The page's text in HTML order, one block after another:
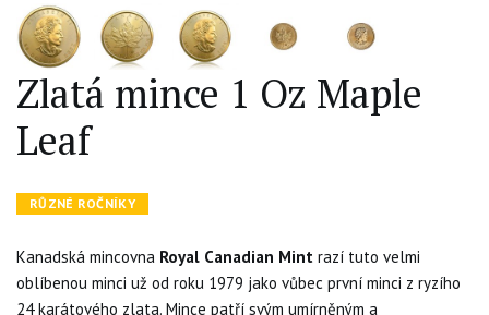
Zlatá mince 1 Oz Maple
Leaf
RŮZNÉ ROČNÍKY
Kanadská mincovna Royal Canadian Mint razí tuto velmi
oblíbenou minci už od roku 1979 jako vůbec první minci z ryzího
24 karátového zlata. Mince patří svým umírněným a